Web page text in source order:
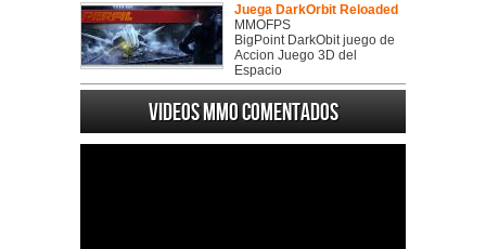
Juega DarkOrbit Reloaded
MMOFPS
BigPoint DarkObit juego de
Accion Juego 3D del
Espacio
Videos MMO Comentados